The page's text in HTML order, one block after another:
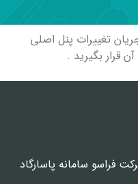
تغییرات پنل اصلی
فراسو سامانه پاسارگاد